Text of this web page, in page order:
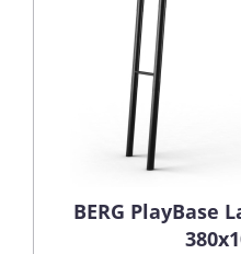
BERG PlayBase